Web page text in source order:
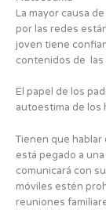
La mayor causa
por las redes
joven tiene
contenidos de las
El papel de los
autoestima de los
Tienen que hablar
está pegado a
comunicará con
móviles estén
reuniones